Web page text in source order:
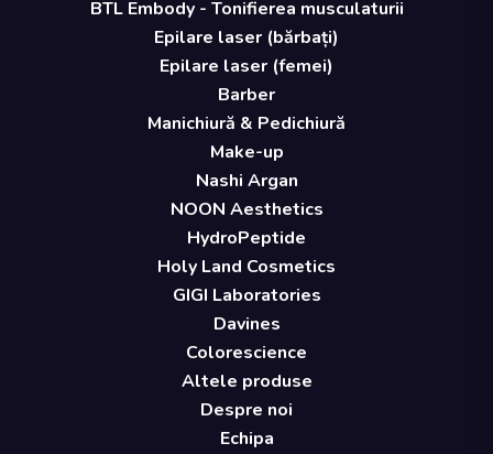
BTL Embody - Tonifierea musculaturii
Epilare laser (bărbați)
Epilare laser (femei)
Barber
Manichiură & Pedichiură
Make-up
Nashi Argan
NOON Aesthetics
HydroPeptide
Holy Land Cosmetics
GIGI Laboratories
Davines
Colorescience
Altele produse
Despre noi
Echipa